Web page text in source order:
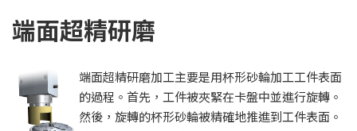
端面超精研磨
端面超精研磨加工主要是用杯形砂輪加工工件表面
的過程。首先，工件被夾緊在卡盤中並進行旋轉。
然後，旋轉的杯形砂輪被精確地推進到工件表面。